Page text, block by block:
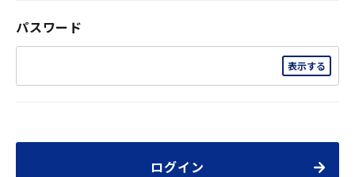
ログイン
パスワードがわからない方はこちら
はこちら
パスワード
ログイン